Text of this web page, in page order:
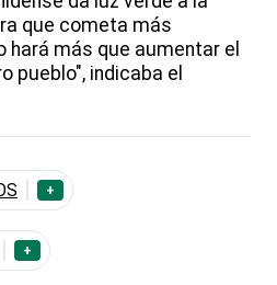
que cometa más
hará más que aumentar el
pueblo", indicaba el
+
+